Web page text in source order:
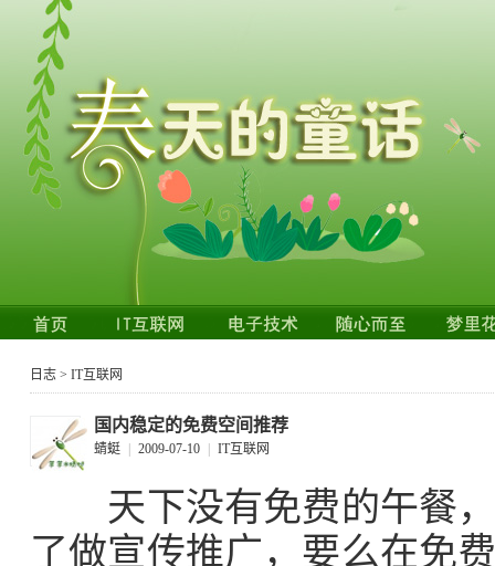
日志 > IT互联网
国内稳定的免费空间推荐
蜻蜓 2009-07-10 IT互联网
天下没有免费的午餐，
了做宣传推广，要么在免